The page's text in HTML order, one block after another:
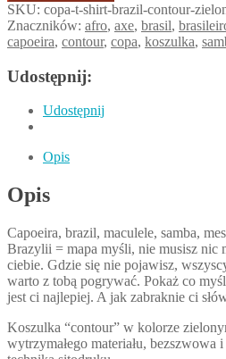
SKU: copa-t-shirt-brazil-contour-
Znaczników: afro, axe, brasil,
capoeira, contour, copa, koszulka,
Udostępnij:
Udostępnij
Opis
Opis
Capoeira, brazil, maculele, samba,
Brazylii = mapa myśli, nie musisz nic
ciebie. Gdzie się nie pojawisz,
warto z tobą pogrywać. Pokaż co
jest ci najlepiej. A jak zabraknie ci
Koszulka “contour” w kolorze
wytrzymałego materiału, bezszwowa